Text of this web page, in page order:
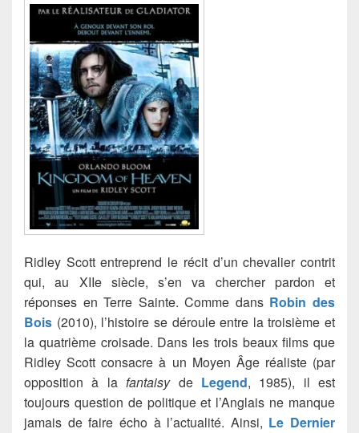
Ridley Scott entreprend le récit d’un chevalier contrit
qui, au XIIe siècle, s’en va chercher pardon et
réponses en Terre Sainte. Comme dans Robin des
Bois (2010), l’histoire se déroule entre la troisième et
la quatrième croisade. Dans les trois beaux films que
Ridley Scott consacre à un Moyen Âge réaliste (par
opposition à lafantaisyde Legend, 1985), il est
toujours question de politique et l’Anglais ne manque
jamais de faire écho à l’actualité. Ainsi, Le Dernier